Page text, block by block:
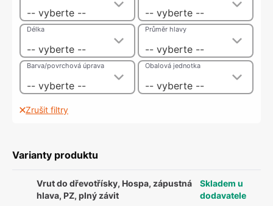
-- vyberte -- -- vyberte --
-- vyberte --
Délka
-- vyberte --
Průměr hlavy
-- vyberte --
Barva/povrchová úprava
-- vyberte --
Obalová jednotka
Zrušit filtry
Varianty produktu
Vrut do dřevotřísky, Hospa, zápustná
hlava, PZ, plný závit
Skladem u
dodavatele